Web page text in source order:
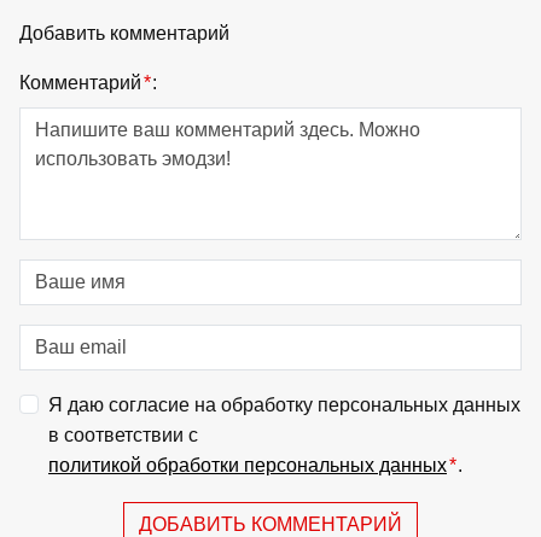
Добавить комментарий
Комментарий*:
Я даю согласие на обработку персональных данных
в соответствии с
политикой обработки персональных данных*.
ДОБАВИТЬ КОММЕНТАРИЙ